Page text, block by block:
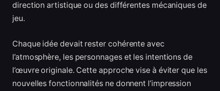
direction artistique ou des différentes mécaniques de
jeu.
Chaque idée devait rester cohérente avec
l’atmosphère, les personnages et les intentions de
l’œuvre originale. Cette approche vise à éviter que les
nouvelles fonctionnalités ne donnent l’impression